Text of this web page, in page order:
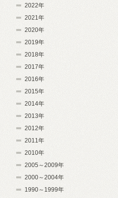
2022年
2021年
2020年
2019年
2018年
2017年
2016年
2015年
2014年
2013年
2012年
2011年
2010年
2005～2009年
2000～2004年
1990～1999年